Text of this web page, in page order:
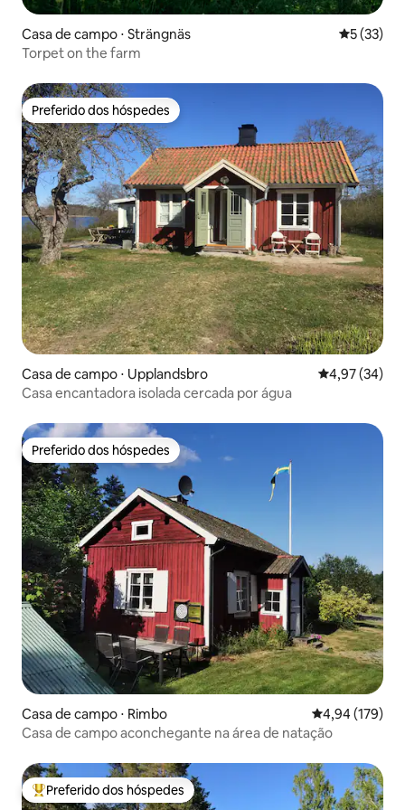
Casa de campo ⋅ Strängnäs 5 de uma
5 (33)
Torpet on the farm
Preferido dos hóspedes
Preferido dos hóspedes
Casa de campo ⋅ Upplandsbro 4,97 de uma
4,97 (34)
Casa encantadora isolada cercada por água
Preferido dos hóspedes
Preferido dos hóspedes
Casa de campo ⋅ Rimbo 4,94 de uma
4,94 (179)
Casa de campo aconchegante na área de natação
Entre os melhores preferidos dos hóspedes
Preferido dos hóspedes